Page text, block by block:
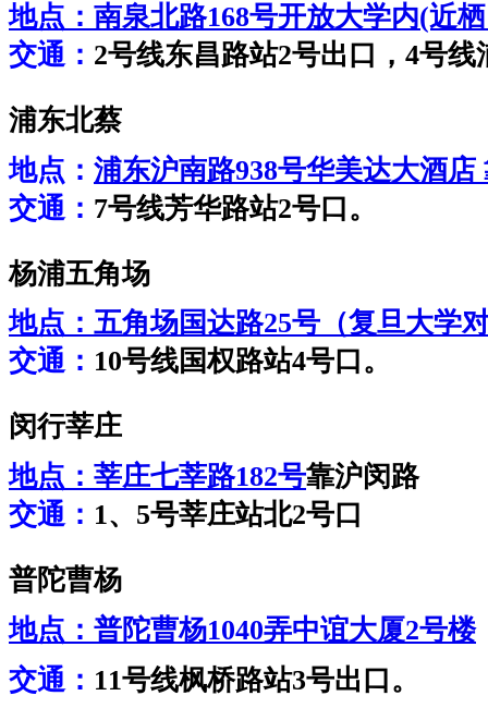
地点： 南泉北路168号开放大学内(近
交通： 2号线东昌路站2号出口，4号
浦东北蔡
地点： 浦东沪南路938号华美达大酒店
交通： 7号线芳华路站2号口。
杨浦五角场
地点： 五角场国达路25号（复旦大学
交通： 10号线国权路站4号口。
闵行莘庄
地点： 莘庄七莘路182号靠沪闵路
交通： 1、5号莘庄站北2号口
普陀曹杨
地点： 普陀曹杨1040弄中谊大厦2号楼
交通： 11号线枫桥路站3号出口。